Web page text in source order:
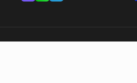
© 2026 DOMINO